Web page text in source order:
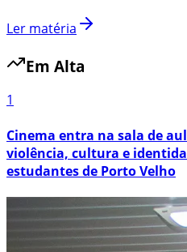
Ler matéria
Em Alta
1
Cinema entra na sala de
violência, cultura e
estudantes de Porto Velho